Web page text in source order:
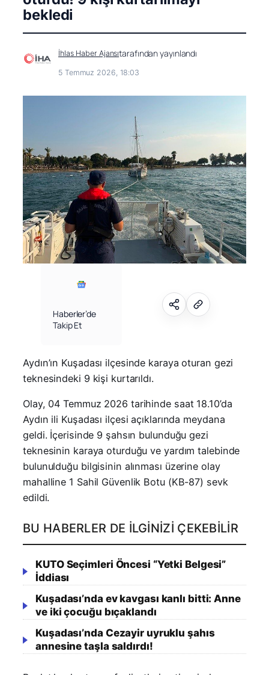
bekledi
İhlas Haber Ajansıtarafından yayınlandı
5 Temmuz 2026, 18:03
Haberler’de
Takip Et
Aydın’ın Kuşadası ilçesinde karaya oturan gezi
teknesindeki 9 kişi kurtarıldı.
Olay, 04 Temmuz 2026 tarihinde saat 18.10’da
Aydın ili Kuşadası ilçesi açıklarında meydana
geldi. İçerisinde 9 şahsın bulunduğu gezi
teknesinin karaya oturduğu ve yardım talebinde
bulunulduğu bilgisinin alınması üzerine olay
mahalline 1 Sahil Güvenlik Botu (KB-87) sevk
edildi.
BU HABERLER DE İLGINIZI ÇEKEBILIR
KUTO Seçimleri Öncesi “Yetki Belgesi”
İddiası
Kuşadası’nda ev kavgası kanlı bitti: Anne
ve iki çocuğu bıçaklandı
Kuşadası’nda Cezayir uyruklu şahıs
annesine taşla saldırdı!